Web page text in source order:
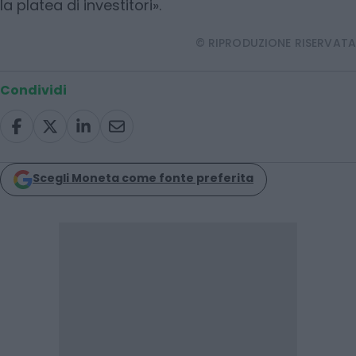
la platea di investitori».
© RIPRODUZIONE RISERVATA
Condividi
Scegli Moneta come fonte preferita